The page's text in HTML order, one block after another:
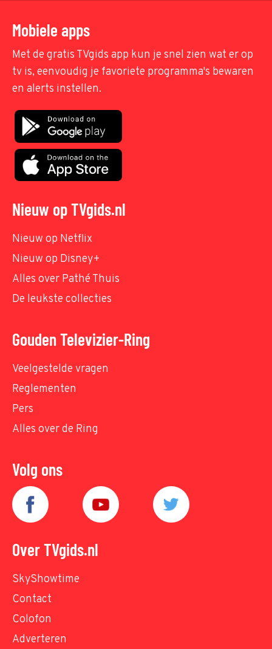
Mobiele apps
Met de gratis TVgids app kun je snel zien wat er op
tv is, eenvoudig je favoriete programma's bewaren
en alerts instellen.
Nieuw op TVgids.nl
Nieuw op Netflix
Nieuw op Disney+
Alles over Pathé Thuis
De leukste collecties
Gouden Televizier-Ring
Veelgestelde vragen
Reglementen
Pers
Alles over de Ring
Volg ons
Over TVgids.nl
SkyShowtime
Contact
Colofon
Adverteren